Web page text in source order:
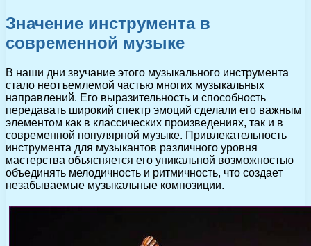
Значение инструмента в
современной музыке
В наши дни звучание этого музыкального инструмента
стало неотъемлемой частью многих музыкальных
направлений. Его выразительность и способность
передавать широкий спектр эмоций сделали его важным
элементом как в классических произведениях, так и в
современной популярной музыке. Привлекательность
инструмента для музыкантов различного уровня
мастерства объясняется его уникальной возможностью
объединять мелодичность и ритмичность, что создает
незабываемые музыкальные композиции.